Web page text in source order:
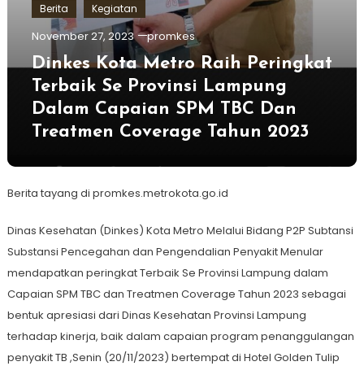
Berita Kegiatan
November 27, 2023 promkes
Dinkes Kota Metro Raih Peringkat
Terbaik Se Provinsi Lampung
Dalam Capaian SPM TBC Dan
Treatmen Coverage Tahun 2023
Berita tayang di promkes.metrokota.go.id
Dinas Kesehatan (Dinkes) Kota Metro Melalui Bidang P2P Subtansi
Substansi Pencegahan dan Pengendalian Penyakit Menular
mendapatkan peringkat Terbaik Se Provinsi Lampung dalam
Capaian SPM TBC dan Treatmen Coverage Tahun 2023 sebagai
bentuk apresiasi dari Dinas Kesehatan Provinsi Lampung
terhadap kinerja, baik dalam capaian program penanggulangan
penyakit TB ,Senin (20/11/2023) bertempat di Hotel Golden Tulip